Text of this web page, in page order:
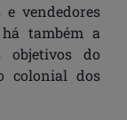
e vendedores
também a
objetivos do
colonial dos